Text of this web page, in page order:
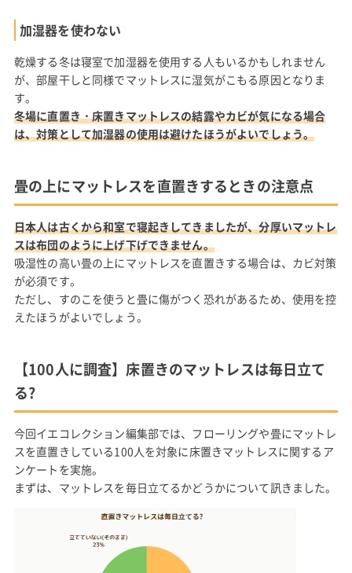
加湿器を使わない
乾燥する冬は寝室で加湿器を使用する人もいるかもしれません
が、部屋干しと同様でマットレスに湿気がこもる原因となりま
す。
冬場に直置き・床置きマットレスの結露やカビが気になる場合
は、対策として加湿器の使用は避けたほうがよいでしょう。
畳の上にマットレスを直置きするときの注意点
日本人は古くから和室で寝起きしてきましたが、分厚いマットレ
スは布団のように上げ下げできません。
吸湿性の高い畳の上にマットレスを直置きする場合は、カビ対策
が必須です。
ただし、すのこを使うと畳に傷がつく恐れがあるため、使用を控
えたほうがよいでしょう。
【100人に調査】床置きのマットレスは毎日立て
る?
今回イエコレクション編集部では、フローリングや畳にマットレ
スを直置きしている100人を対象に床置きマットレスに関するア
ンケートを実施。
まずは、マットレスを毎日立てるかどうかについて訊きました。